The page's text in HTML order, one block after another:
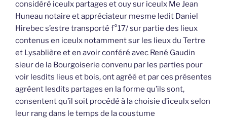
considéré iceulx partages et ouy sur iceulx Me Jean
Huneau notaire et appréciateur mesme ledit Daniel
Hirebec s’estre transporté f°17/ sur partie des lieux
contenus en iceulx notamment sur les lieux du Tertre
et Lysablière et en avoir conféré avec René Gaudin
sieur de la Bourgoiserie convenu par les parties pour
voir lesdits lieus et bois, ont agréé et par ces présentes
agréent lesdits partages en la forme qu’ils sont,
consentent qu’il soit procédé à la choisie d’iceulx selon
leur rang dans le temps de la coustume